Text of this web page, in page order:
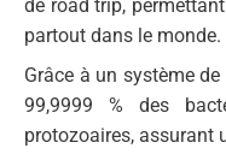
de road trip,
partout dans le monde.
Grâce à un système
99,9999 % des
protozoaires, assurant